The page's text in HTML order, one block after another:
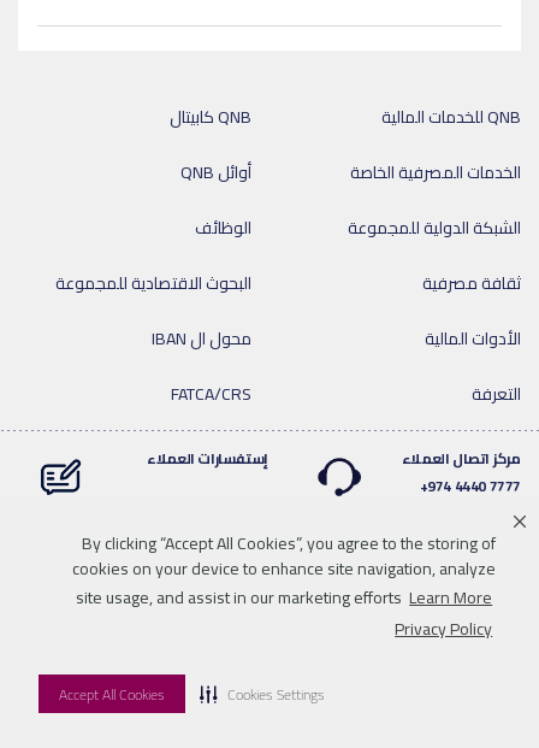
By clicking “Accept All Cookies”, you agree to the storing of
cookies on your device to enhance site navigation, analyze
site usage, and assist in our marketing efforts Learn More
Privacy Policy
Accept All Cookies Cookies Settings
QNB كابيتال
QNB للخدمات المالية
أوائل QNB
الخدمات المصرفية الخاصة
الوظائف
الشبكة الدولية للمجموعة
البحوث الاقتصادية للمجموعة
ثقافة مصرفية
محول ال IBAN
الأدوات المالية
FATCA/CRS
التعرفة
مركز اتصال العملاء
7777 4440 974+
إستفسارات العملاء
LinkedinInstagramfacebookWhatsapp
twitteryoutube
للاتصال بنا تحميل الوسائط خريطة الموقع سياسة الخصوصية
© 2026 QNB